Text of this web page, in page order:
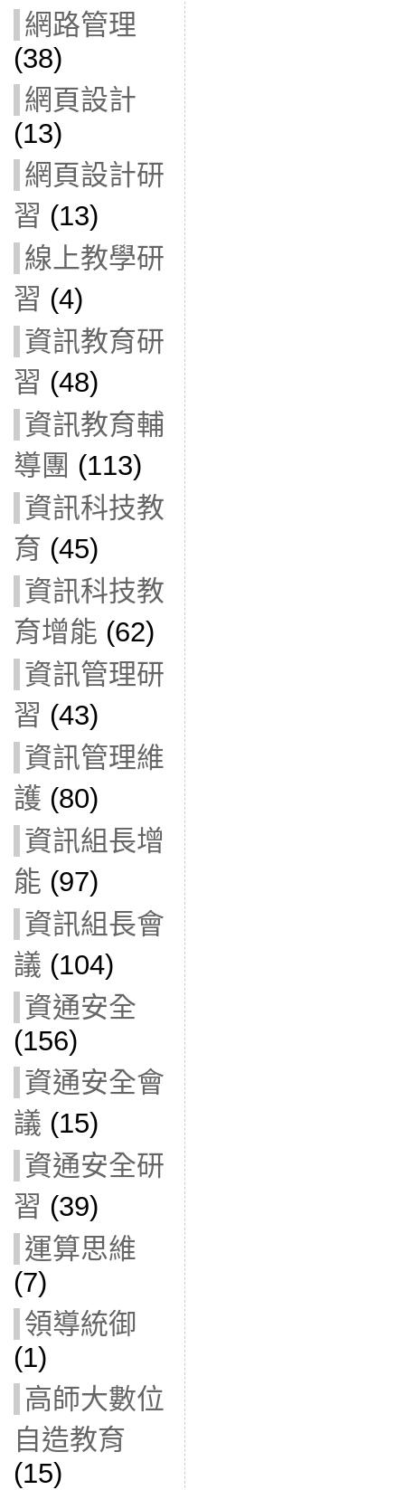
網路管理
(38)
網頁設計
(13)
網頁設計研
習 (13)
線上教學研
習 (4)
資訊教育研
習 (48)
資訊教育輔
導團 (113)
資訊科技教
育 (45)
資訊科技教
育增能 (62)
資訊管理研
習 (43)
資訊管理維
護 (80)
資訊組長增
能 (97)
資訊組長會
議 (104)
資通安全
(156)
資通安全會
議 (15)
資通安全研
習 (39)
運算思維
(7)
領導統御
(1)
高師大數位
自造教育
(15)